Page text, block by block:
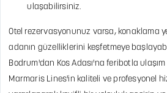
ulaşabilirsiniz.
Otel rezervasyonunuz varsa, konaklama
adanın güzelliklerini keşfetmeye
Bodrum'dan Kos Adası'na feribotla
Marmaris Lines'in kaliteli ve profesyonel